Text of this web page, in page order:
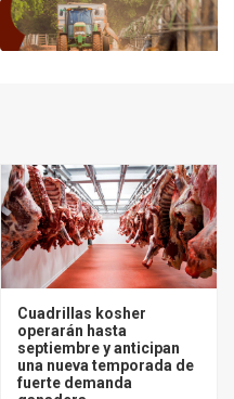
Cuadrillas kosher
operarán hasta
septiembre y anticipan
una nueva temporada de
fuerte demanda